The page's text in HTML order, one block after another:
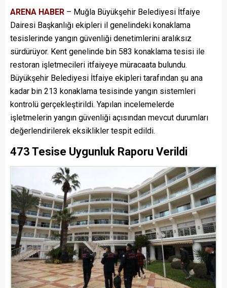
ARENA HABER – Muğla Büyükşehir Belediyesi İtfaiye
Dairesi Başkanlığı ekipleri il genelindeki konaklama
tesislerinde yangın güvenliği denetimlerini aralıksız
sürdürüyor. Kent genelinde bin 583 konaklama tesisi ile
restoran işletmecileri itfaiyeye müracaata bulundu.
Büyükşehir Belediyesi İtfaiye ekipleri tarafından şu ana
kadar bin 213 konaklama tesisinde yangın sistemleri
kontrolü gerçekleştirildi. Yapılan incelemelerde
işletmelerin yangın güvenliği açısından mevcut durumları
değerlendirilerek eksiklikler tespit edildi.
473 Tesise Uygunluk Raporu Verildi